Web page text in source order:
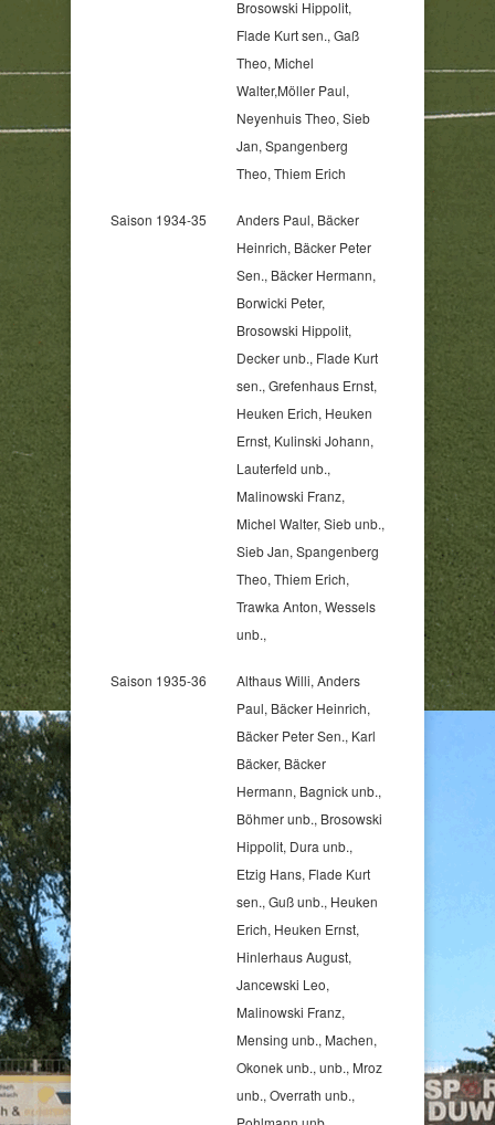
Brosowski Hippolit,
Flade Kurt sen., Gaß
Theo, Michel
Walter,Möller Paul,
Neyenhuis Theo, Sieb
Jan, Spangenberg
Theo, Thiem Erich
Saison 1934-35
Anders Paul, Bäcker
Heinrich, Bäcker Peter
Sen., Bäcker Hermann,
Borwicki Peter,
Brosowski Hippolit,
Decker unb., Flade Kurt
sen., Grefenhaus Ernst,
Heuken Erich, Heuken
Ernst, Kulinski Johann,
Lauterfeld unb.,
Malinowski Franz,
Michel Walter, Sieb unb.,
Sieb Jan, Spangenberg
Theo, Thiem Erich,
Trawka Anton, Wessels
unb.,
Saison 1935-36
Althaus Willi, Anders
Paul, Bäcker Heinrich,
Bäcker Peter Sen., Karl
Bäcker, Bäcker
Hermann, Bagnick unb.,
Böhmer unb., Brosowski
Hippolit, Dura unb.,
Etzig Hans, Flade Kurt
sen., Guß unb., Heuken
Erich, Heuken Ernst,
Hinlerhaus August,
Jancewski Leo,
Malinowski Franz,
Mensing unb., Machen,
Okonek unb., unb., Mroz
unb., Overrath unb.,